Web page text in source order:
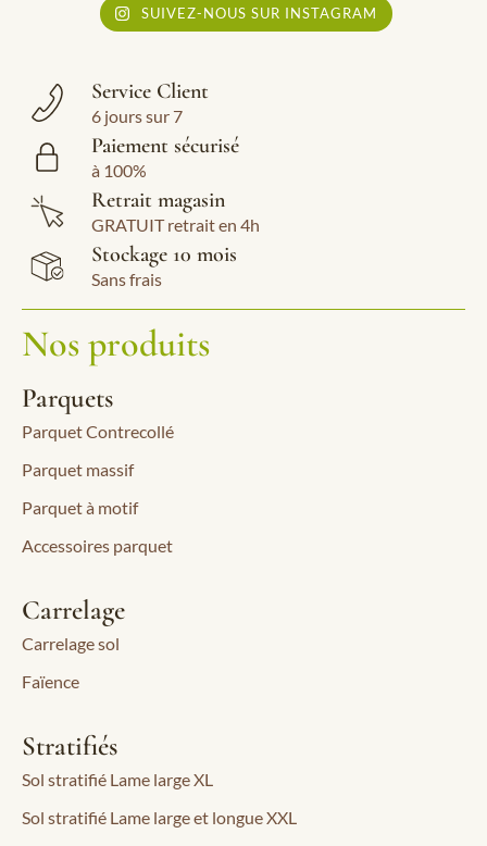
SUIVEZ-NOUS SUR INSTAGRAM
Service Client
6 jours sur 7
Paiement sécurisé
à 100%
Retrait magasin
GRATUIT retrait en 4h
Stockage 10 mois
Sans frais
Nos produits
Parquets
Parquet Contrecollé
Parquet massif
Parquet à motif
Accessoires parquet
Carrelage
Carrelage sol
Faïence
Stratifiés
Sol stratifié Lame large XL
Sol stratifié Lame large et longue XXL